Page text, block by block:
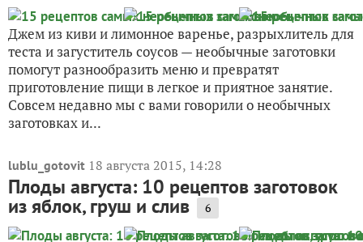
Джем из киви и лимонное варенье, разрыхлитель для
теста и загуститель соусов — необычные заготовки
помогут разнообразить меню и превратят
приготовление пищи в легкое и приятное занятие.
Совсем недавно мы с вами говорили о необычных
заготовках и...
lublu_gotovit 18 августа 2015, 14:28
Плоды августа: 10 рецептов заготовок
из яблок, груш и слив 6